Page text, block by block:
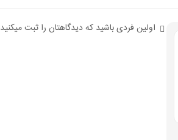
اولین فردی باشید که دیدگاهتان را ثبت میکنید